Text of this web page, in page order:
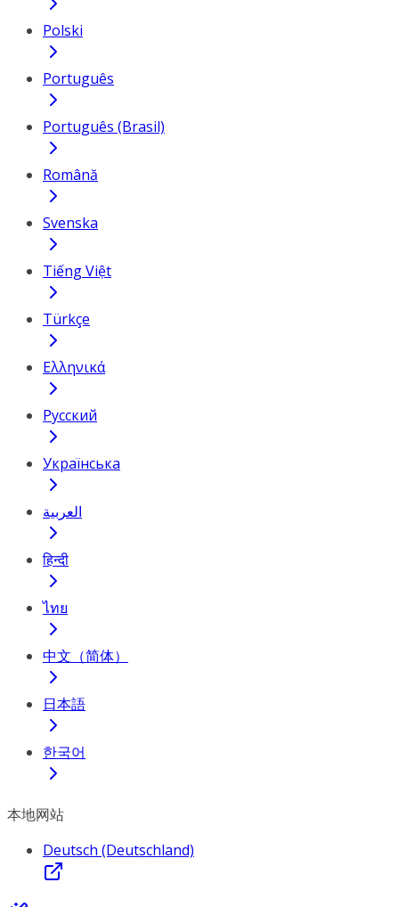
Polski
Português
Português (Brasil)
Română
Svenska
Tiếng Việt
Türkçe
Ελληνικά
Русский
Українська
العربية
हिन्दी
ไทย
中文（简体）
日本語
한국어
本地网站
Deutsch (Deutschland)